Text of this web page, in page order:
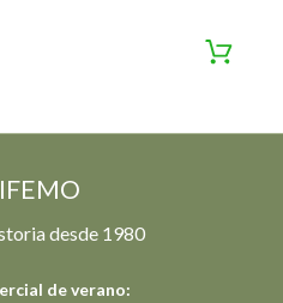
desde 1980
de verano: